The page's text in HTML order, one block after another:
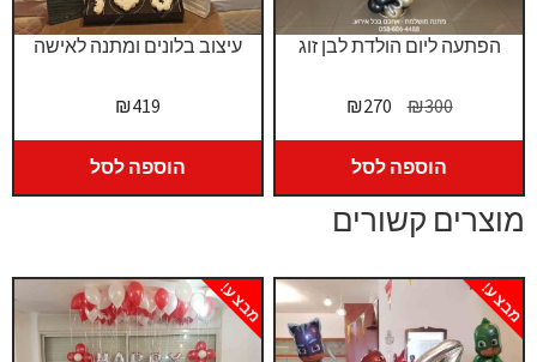
עיצוב בלונים ומתנה לאישה
₪419
הוספה לסל
הפתעה ליום הולדת לבן זוג
₪300
המחיר
המקורי
היה:
₪300.
₪270
הנוכחי
₪270.
הוספה לסל
מוצרים קשורים
מבצע! מבצע!